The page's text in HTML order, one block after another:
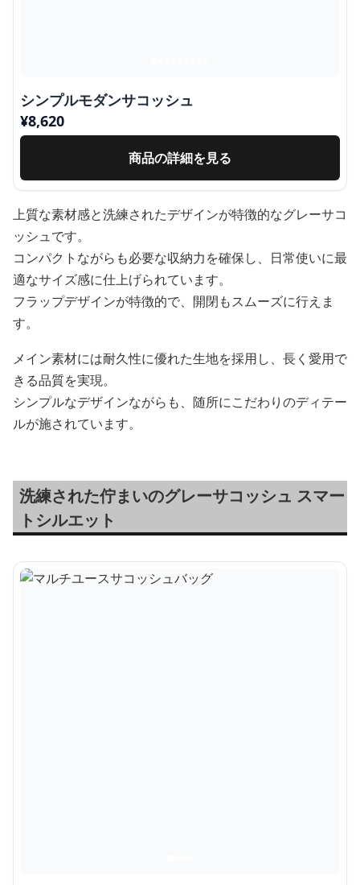
シンプルモダンサコッシュ
¥8,620
商品の詳細を見る
上質な素材感と洗練されたデザインが特徴的なグレーサコ
ッシュです。
コンパクトながらも必要な収納力を確保し、日常使いに最
適なサイズ感に仕上げられています。
フラップデザインが特徴的で、開閉もスムーズに行えま
す。
メイン素材には耐久性に優れた生地を採用し、長く愛用で
きる品質を実現。
シンプルなデザインながらも、随所にこだわりのディテー
ルが施されています。
洗練された佇まいのグレーサコッシュ スマー
トシルエット